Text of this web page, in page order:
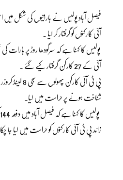
فیصل آباد پولیس نے باراتیوں کی شکل
آئی کارکنوں کو گرفتار کر لیا ۔
پولیس کا کہنا ہے کہ سرگودھا روڑ پر
آئی کے 27 کارکن گرفتار کیے گئے ۔
پی ٹی آئی
شناخت ہونے پر حراست میں لیا۔
زائد پی ٹی آئی کارکنوں کو حراست میں لیا جا